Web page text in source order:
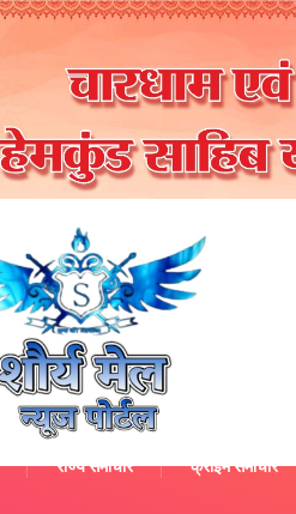
राज्य समाचार क्राइम समाचार